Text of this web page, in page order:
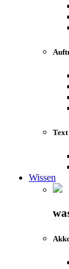
Wissen